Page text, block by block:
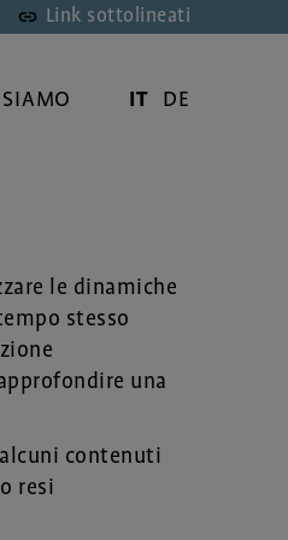
Link sottolineati
IT DE
le dinamiche
stesso
una
contenuti
resi